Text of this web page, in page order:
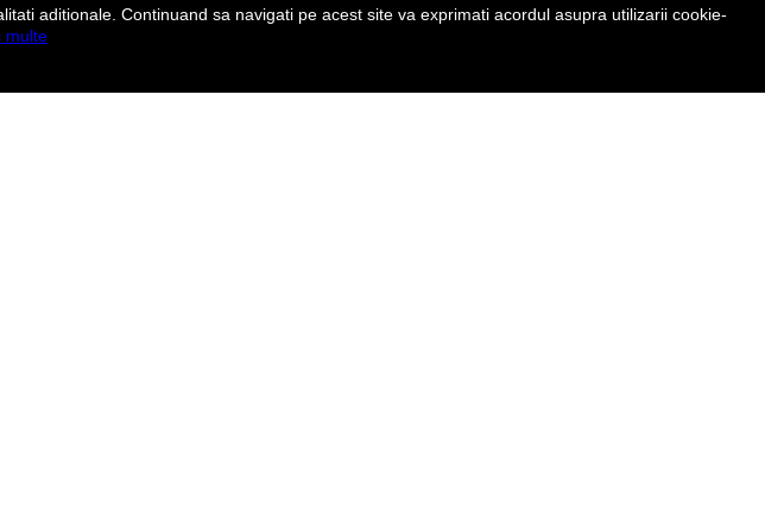
aditionale. Continuand sa navigati pe acest site va exprimati acordul asupra utilizarii cookie-
multe